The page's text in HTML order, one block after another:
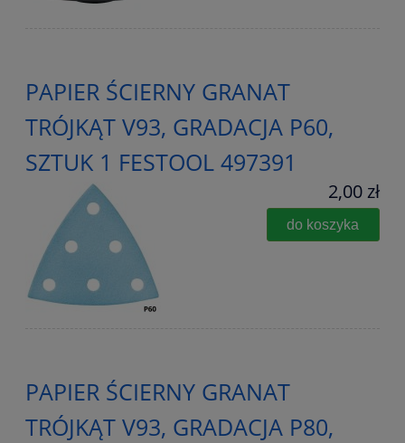
PAPIER ŚCIERNY GRANAT
TRÓJKĄT V93, GRADACJA P60,
SZTUK 1 FESTOOL 497391
2,00 zł
do koszyka
PAPIER ŚCIERNY GRANAT
TRÓJKĄT V93, GRADACJA P80,